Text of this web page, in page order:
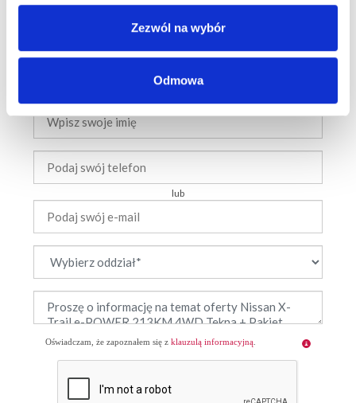
Zezwól na wybór
Odmowa
skontaktujemy się z Tobą
i dopasujemy ofertę do
Twoich potrzeb
lub
Oświadczam, że zapoznałem się z klauzulą informacyjną